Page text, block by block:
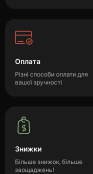
Оплата
Різні способи оплати для
вашої зручності
Знижки
Більше знижок, більше
заощаджень!